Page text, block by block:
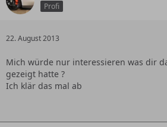
Profi
22. August 2013
Mich würde nur interessieren was dir
gezeigt hatte ?
Ich klär das mal ab